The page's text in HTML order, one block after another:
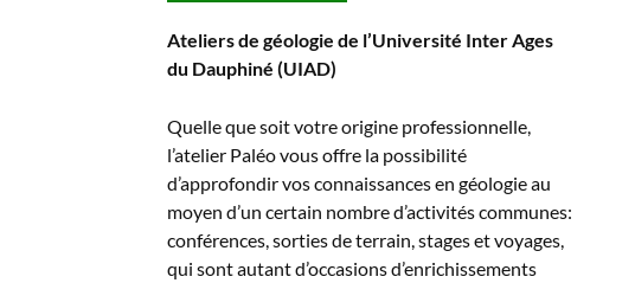
Ateliers de géologie de l’Université Inter Ages
du Dauphiné (UIAD)
Quelle que soit votre origine professionnelle,
l’atelier Paléo vous offre la possibilité
d’approfondir vos connaissances en géologie au
moyen d’un certain nombre d’activités communes:
conférences, sorties de terrain, stages et voyages,
qui sont autant d’occasions d’enrichissements